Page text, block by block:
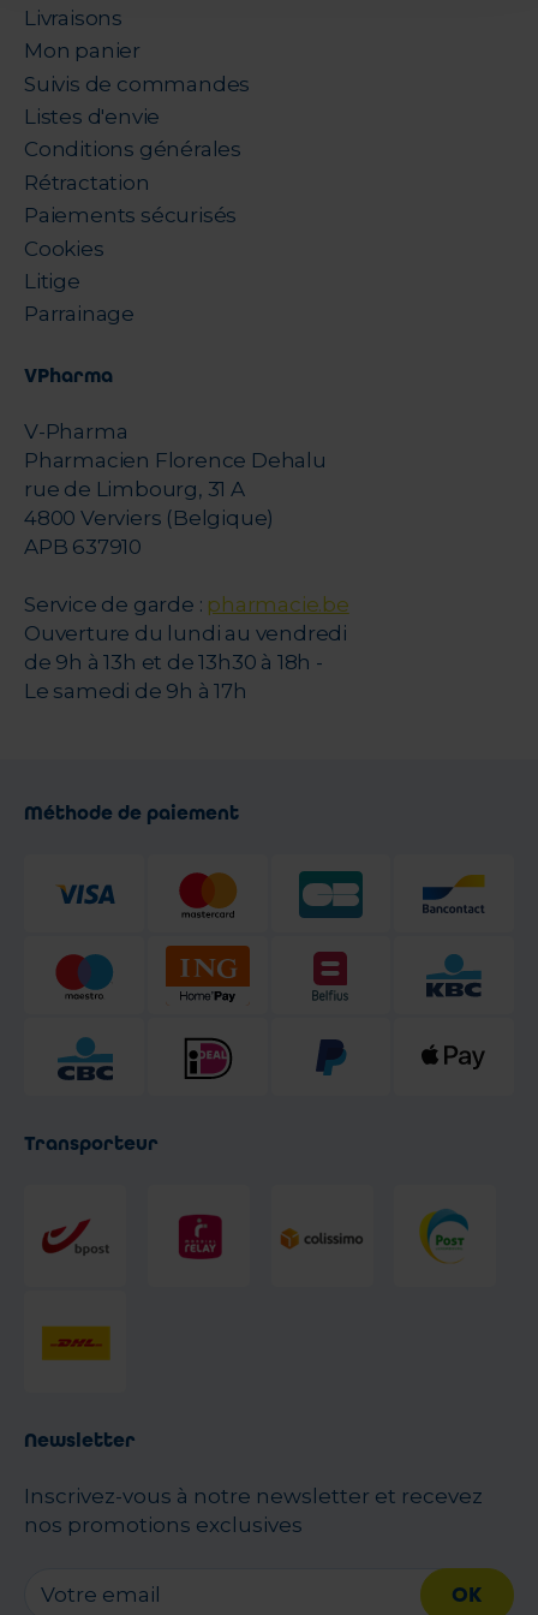
Livraisons
Mon panier
Suivis de commandes
Listes d'envie
Conditions générales
Rétractation
Paiements sécurisés
Cookies
Litige
Parrainage
VPharma
V-Pharma
Pharmacien Florence Dehalu
rue de Limbourg, 31 A
4800 Verviers (Belgique)
APB 637910
Service de garde : pharmacie.be
Ouverture du lundi au vendredi
de 9h à 13h et de 13h30 à 18h -
Le samedi de 9h à 17h
Méthode de paiement
Transporteur
Newsletter
Inscrivez-vous à notre newsletter et recevez
nos promotions exclusives
OK